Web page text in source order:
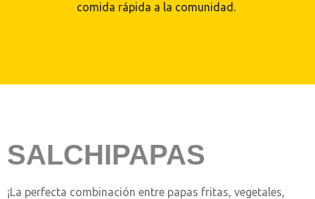
comida rápida a la comunidad.
SALCHIPAPAS
¡La perfecta combinación entre papas fritas, vegetales,